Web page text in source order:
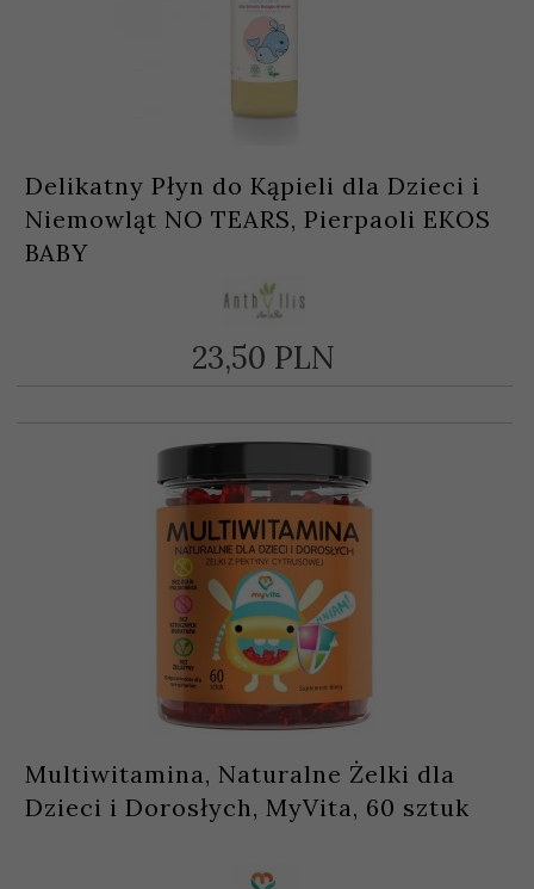
Delikatny Płyn do Kąpieli dla Dzieci i
Niemowląt NO TEARS, Pierpaoli EKOS
BABY
23,50 PLN
Multiwitamina, Naturalne Żelki dla
Dzieci i Dorosłych, MyVita, 60 sztuk